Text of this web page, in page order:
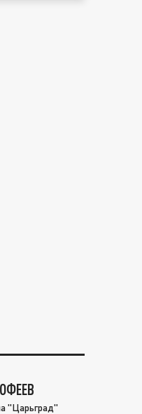
"Царьград"